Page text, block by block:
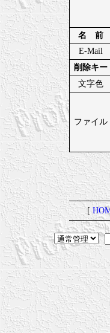
名 前
E-Mail
削除キー
文字色
ファイル
[